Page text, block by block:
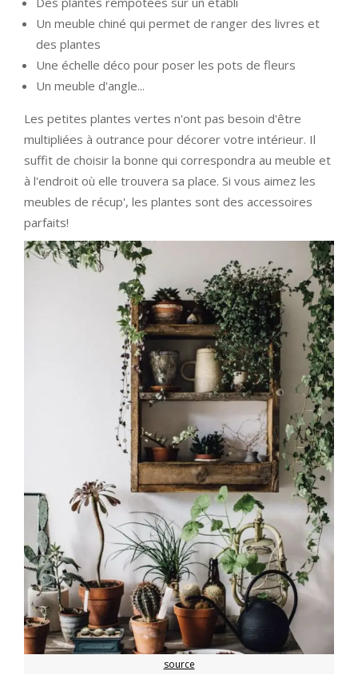
Un meuble chiné qui permet de ranger des livres et
des plantes
Une échelle déco pour poser les pots de fleurs
Un meuble d'angle...
Les petites plantes vertes n'ont pas besoin d'être
multipliées à outrance pour décorer votre intérieur. Il
suffit de choisir la bonne qui correspondra au meuble et
à l'endroit où elle trouvera sa place. Si vous aimez les
meubles de récup', les plantes sont des accessoires
parfaits!
source